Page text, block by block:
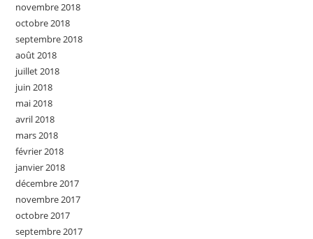
novembre 2018
octobre 2018
septembre 2018
août 2018
juillet 2018
juin 2018
mai 2018
avril 2018
mars 2018
février 2018
janvier 2018
décembre 2017
novembre 2017
octobre 2017
septembre 2017